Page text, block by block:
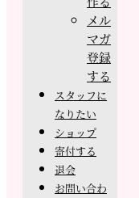
メル
マガ
登録
する
スタッフに
なりたい
ショップ
寄付する
退会
お問い合わ